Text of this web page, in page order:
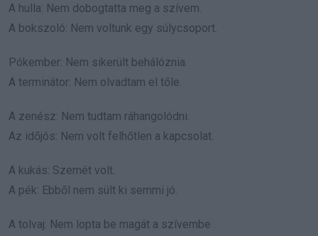
A hulla: Nem dobogtatta meg a szívem.
A bokszoló: Nem voltunk egy súlycsoport.
Pókember: Nem sikerült behálóznia.
A terminátor: Nem olvadtam el tőle.
A zenész: Nem tudtam ráhangolódni.
Az időjós: Nem volt felhőtlen a kapcsolat.
A kukás: Szemét volt.
A pék: Ebből nem sült ki semmi jó.
A tolvaj: Nem lopta be magát a szívembe .